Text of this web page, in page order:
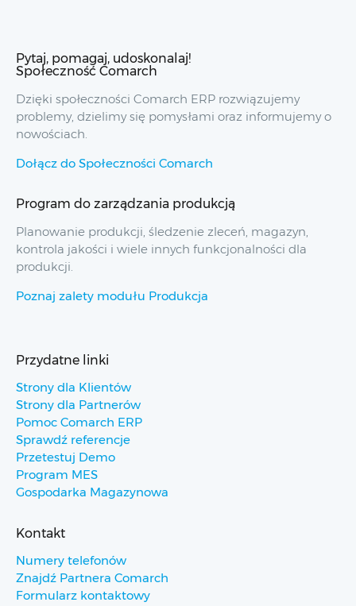
Pytaj, pomagaj, udoskonalaj!
Społeczność Comarch
Dzięki społeczności Comarch ERP rozwiązujemy
problemy, dzielimy się pomysłami oraz informujemy o
nowościach.
Dołącz do Społeczności Comarch
Program do zarządzania produkcją
Planowanie produkcji, śledzenie zleceń, magazyn,
kontrola jakości i wiele innych funkcjonalności dla
produkcji.
Poznaj zalety modułu Produkcja
Przydatne linki
Strony dla Klientów
Strony dla Partnerów
Pomoc Comarch ERP
Sprawdź referencje
Przetestuj Demo
Program MES
Gospodarka Magazynowa
Kontakt
Numery telefonów
Znajdź Partnera Comarch
Formularz kontaktowy